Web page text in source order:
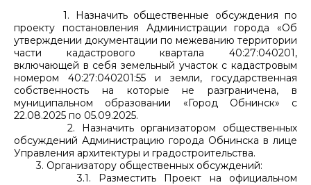
1. Назначить общественные обсуждения по
проекту постановления Администрации города «Об
утверждении документации по межеванию территории
части кадастрового квартала 40:27:040201,
включающей в себя земельный участок с кадастровым
номером 40:27:040201:55 и земли, государственная
собственность на которые не разграничена, в
муниципальном образовании «Город Обнинск» с
22.08.2025 по 05.09.2025.
2. Назначить организатором общественных
обсуждений Администрацию города Обнинска в лице
Управления архитектуры и градостроительства.
3. Организатору общественных обсуждений:
3.1. Разместить Проект на официальном